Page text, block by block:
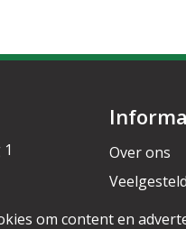
Over ons
Nieuwsbrief
om content en